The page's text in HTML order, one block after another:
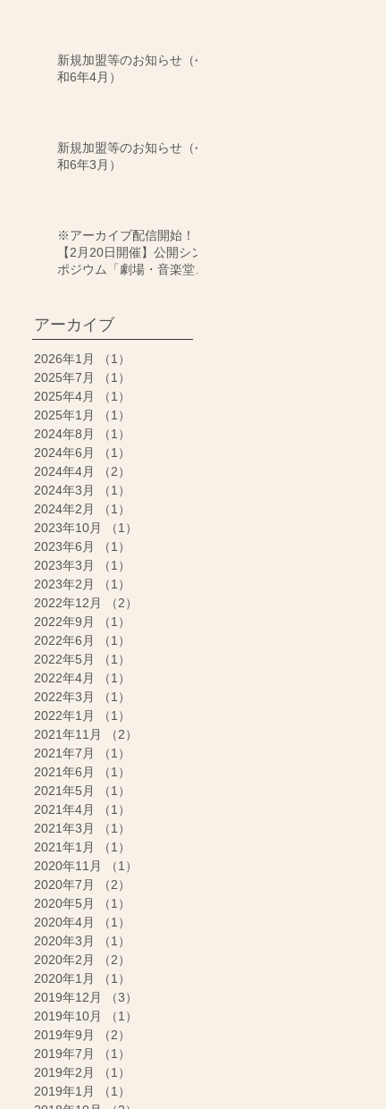
新規加盟等のお知らせ（令
和6年4月）
新規加盟等のお知らせ（令
和6年3月）
※アーカイブ配信開始！
【2月20日開催】公開シン
ポジウム「劇場・音楽堂等
アーカイブ
2026年1月 （1）
2025年7月
（1）
2025年4月
（1）
2025年1月
（1）
2024年8月
（1）
2024年6月
（1）
2024年4月
（2）
2024年3月
（1）
2024年2月
（1）
2023年10月
（1）
2023年6月
（1）
2023年3月
（1）
2023年2月
（1）
2022年12月
（2）
2022年9月
（1）
2022年6月
（1）
2022年5月
（1）
2022年4月
（1）
2022年3月
（1）
2022年1月
（1）
2021年11月
（2）
2021年7月
（1）
2021年6月
（1）
2021年5月
（1）
2021年4月
（1）
2021年3月
（1）
2021年1月
（1）
2020年11月
（1）
2020年7月
（2）
2020年5月
（1）
2020年4月
（1）
2020年3月
（1）
2020年2月
（2）
2020年1月
（1）
2019年12月
（3）
2019年10月
（1）
2019年9月
（2）
2019年7月
（1）
2019年2月
（1）
2019年1月
（1）